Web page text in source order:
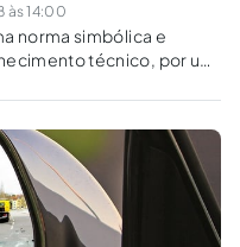
às 14:00
norma simbólica e
técnico, por um